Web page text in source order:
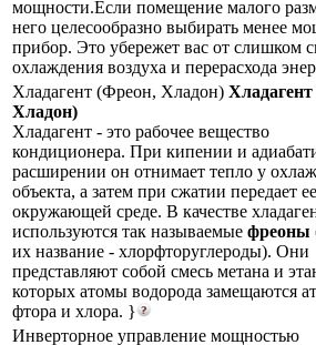
мощности.Если помещение малого
него целесообразно выбирать менее
прибор. Это убережет вас от слишком
охлаждения воздуха и перерасхода
Хладагент (Фреон, Хладон)
Хладон)
Хладагент - это рабочее вещество
кондиционера. При кипении и
расширении он отнимает тепло у
объекта, а затем при сжатии передает ее
окружающей среде. В качестве
используются так называемые фреоны
их название - хлорфторуглероды). Они
представляют собой смесь метана и
которых атомы водорода замещаются
фтора и хлора. }
Инверторное управление мощностью